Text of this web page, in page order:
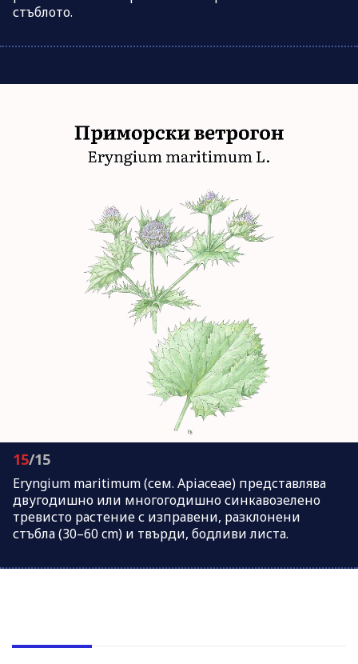
стъблото.
15/15
Eryngium maritimum (сем. Apiaceae) представлява
двугодишно или многогодишно синкавозелено
тревисто растение с изправени, разклонени
стъбла (30–60 cm) и твърди, бодливи листа.